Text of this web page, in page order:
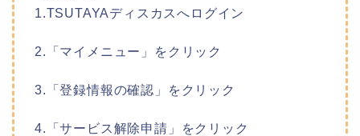
1.TSUTAYAディスカスへログイン
2.「マイメニュー」をクリック
3.「登録情報の確認」をクリック
4.「サービス解除申請」をクリック